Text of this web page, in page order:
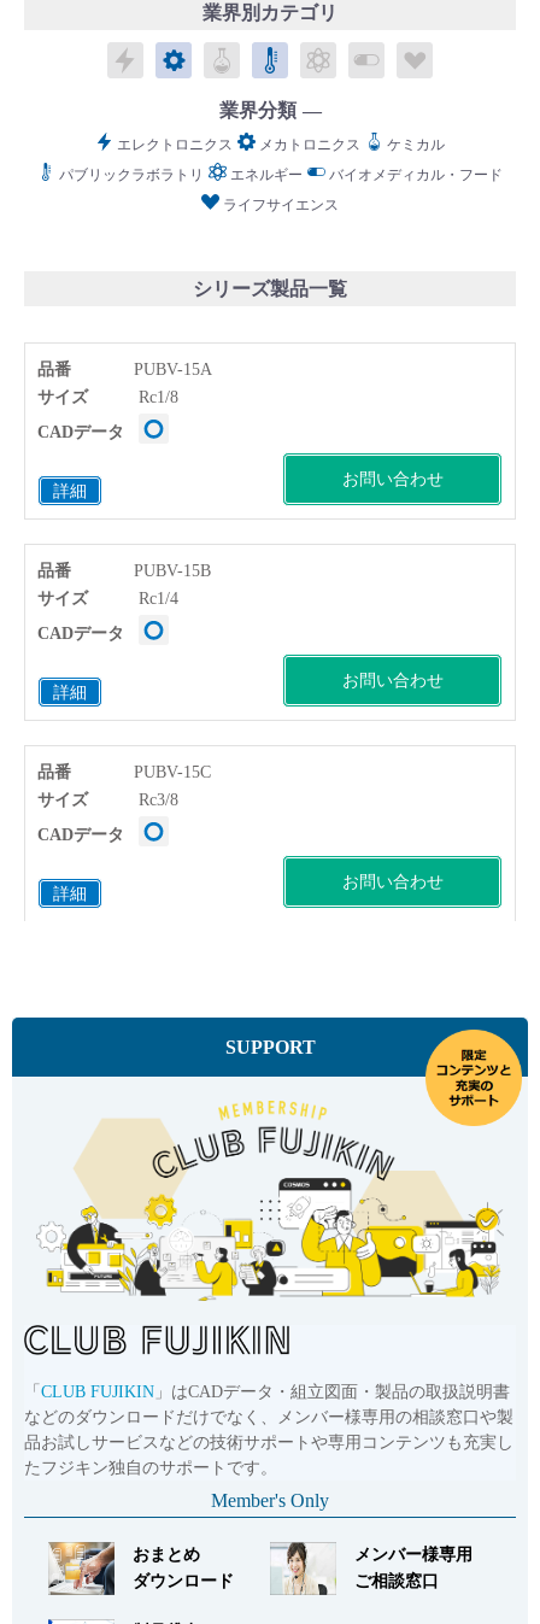
languageLanguage： 日本語／ English
業界別カテゴリ
エレクトロニクス
メカトロニクス
ケミカルパブリックラボラトリ
エネルギーバイオメディカ
業界分類
エレクトロニクス メカトロニクス
ケミカル
パブリックラボラトリ
エネルギー
バイオメディカル・フード
ライフサイエンス
シリーズ製品一覧
品番 PUBV-15A
詳細
サイズ Rc1/8
お問い合わせ
CADデータ
品番 PUBV-15B
詳細
サイズ Rc1/4
お問い合わせ
CADデータ
品番 PUBV-15C
詳細
サイズ Rc3/8
お問い合わせ
CADデータ
お問い合わせ
SUPPORT
「 CLUB FUJIKIN 」はCADデータ・組立図面・製品の取扱説明書
などのダウンロードだけでなく、メンバー様専用の相談窓口や製
品お試しサービスなどの技術サポートや専用コンテンツも充実し
たフジキン独自のサポートです。
Member's Only
おまとめ
ダウンロード
メンバー様専用
ご相談窓口